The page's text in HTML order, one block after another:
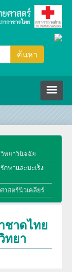
ทยาวินิจฉัย
กษาและมะเร็ง
าสตร์นิวเคลียร์
ชาดไทย
ทยา